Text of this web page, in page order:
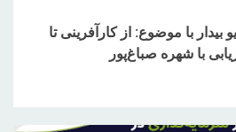
۱۲۶ رادیو بیدار با موضوع: از کارآفرینی تا
با شهره صباغ‌پور